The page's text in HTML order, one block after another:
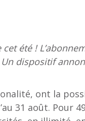
été !
dispositif
ont la
31 août. Pour